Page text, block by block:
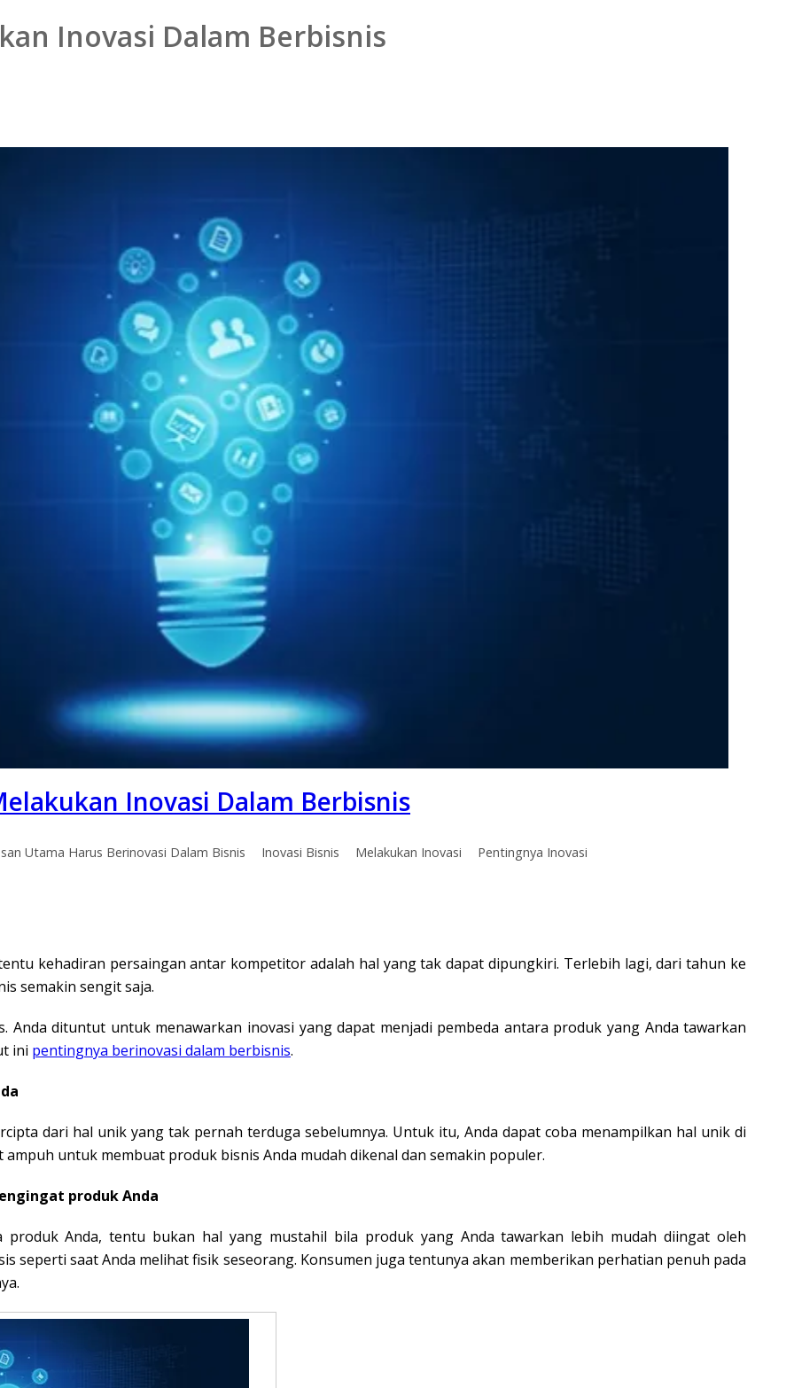
Inovasi Dalam Berbisnis
Inovasi Dalam Berbisnis
Utama Harus Berinovasi Dalam Bisnis Inovasi Bisnis Melakukan Inovasi Pentingnya Inovasi
kehadiran persaingan antar kompetitor adalah hal yang tak dapat dipungkiri. Terlebih lagi, dari tahun ke
semakin sengit saja.
Anda dituntut untuk menawarkan inovasi yang dapat menjadi pembeda antara produk yang Anda tawarkan
ini pentingnya berinovasi dalam berbisnis.
dari hal unik yang tak pernah terduga sebelumnya. Untuk itu, Anda dapat coba menampilkan hal unik di
ampuh untuk membuat produk bisnis Anda mudah dikenal dan semakin populer.
produk Anda
produk Anda, tentu bukan hal yang mustahil bila produk yang Anda tawarkan lebih mudah diingat oleh
seperti saat Anda melihat fisik seseorang. Konsumen juga tentunya akan memberikan perhatian penuh pada